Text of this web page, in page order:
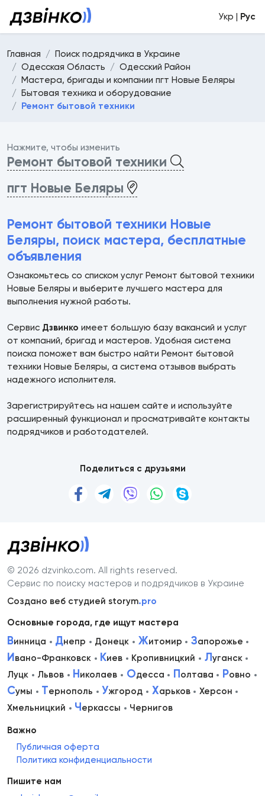
Укр | Рус
Главная
Поиск подрядчика в Украине
Одесская Область
Одесский Район
Мастера, бригады и компании пгт Новые Беляры
Бытовая техника и оборудование
Ремонт бытовой техники
Нажмите, чтобы изменить
Ремонт бытовой техники
пгт Новые Беляры
Ремонт бытовой техники Новые
Беляры, поиск мастера, бесплатные
объявления
Ознакомьтесь со списком услуг Ремонт бытовой техники
Новые Беляры и выберите лучшего мастера для
выполнения нужной работы.
Сервис Дзвинко имеет большую базу вакансий и услуг
от компаний, бригад и мастеров. Удобная система
поиска поможет вам быстро найти Ремонт бытовой
техники Новые Беляры, а система отзывов выбрать
надежного исполнителя.
Зарегистрируйтесь на нашем сайте и используйте
расширенный функционал и просматривайте контакты
подрядчиков и работодателей.
Поделиться с друзьями
© 2026 dzvinko.com. All rights reserved.
Сервис по поиску мастеров и подрядчиков в Украине
Создано веб студией storym.pro
Основные города, где ищут мастера
Винница Днепр Донецк Житомир Запорожье
Ивано-Франковск Киев Кропивницкий Луганск
Луцк
Львов Николаев Одесса Полтава Ровно
Сумы Тернополь Ужгород Харьков
Херсон
Хмельницкий
Черкассы Чернигов
Важно
Публичная оферта
Политика конфиденциальности
Пишите нам